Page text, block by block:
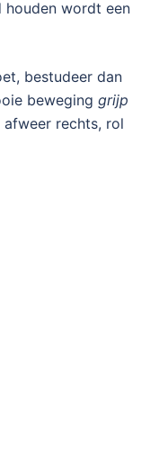
houden wordt een
bestudeer dan
beweging grijp
afweer rechts, rol